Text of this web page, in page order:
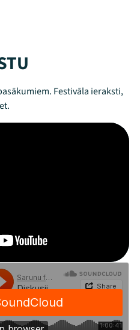
Festivāla ieraksti,